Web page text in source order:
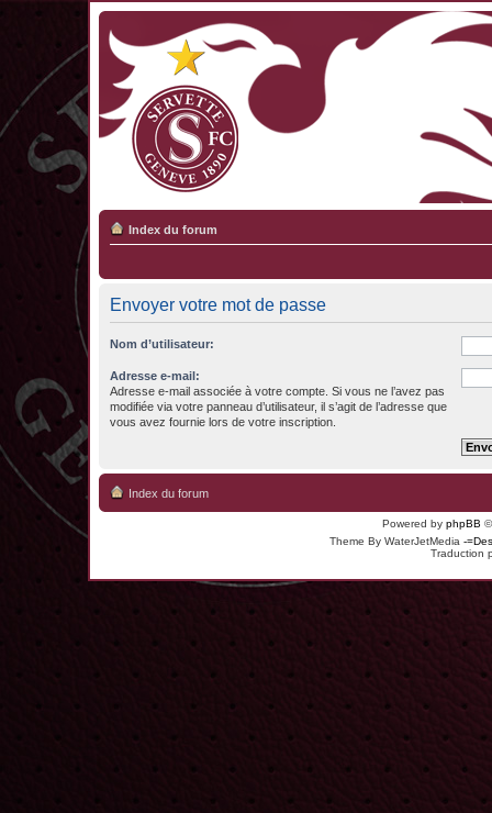
Index du forum
Envoyer votre mot de passe
Nom d’utilisateur:
Adresse e-mail:
Adresse e-mail associée à votre compte. Si vous ne l’avez pas
modifiée via votre panneau d’utilisateur, il s’agit de l’adresse que
vous avez fournie lors de votre inscription.
Index du forum
Powered by phpBB
Theme By WaterJetMedia -
Traduction